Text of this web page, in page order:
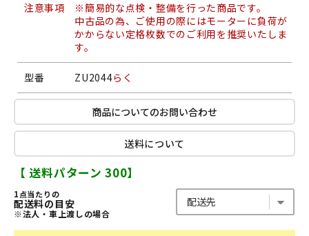
注意事項
※簡易的な点検・整備を行った商品です。
中古品の為、ご使用の際にはモーターに負荷が
かからない定格枚数でのご利用を推奨いたしま
す。
型番 ZU2044らく
商品についてのお問い合わせ
送料について
【 送料パターン 300】
1点当たりの
配送料の目安
※法人・車上渡しの場合